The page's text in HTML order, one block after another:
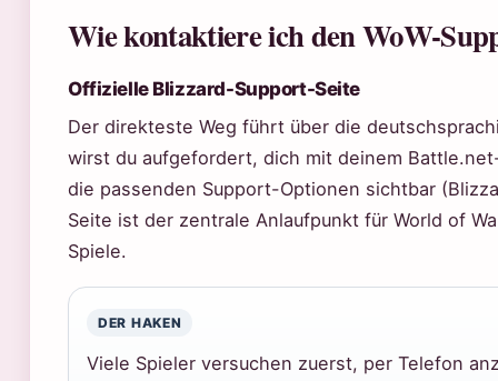
Wie kontaktiere ich den WoW-
Offizielle Blizzard-Support-Seite
Der direkteste Weg führt über die
wirst du aufgefordert, dich mit deinem
die passenden Support-Optionen sichtbar
Seite ist der zentrale Anlaufpunkt für World of
Spiele.
DER HAKEN
Viele Spieler versuchen zuerst, per Telefon